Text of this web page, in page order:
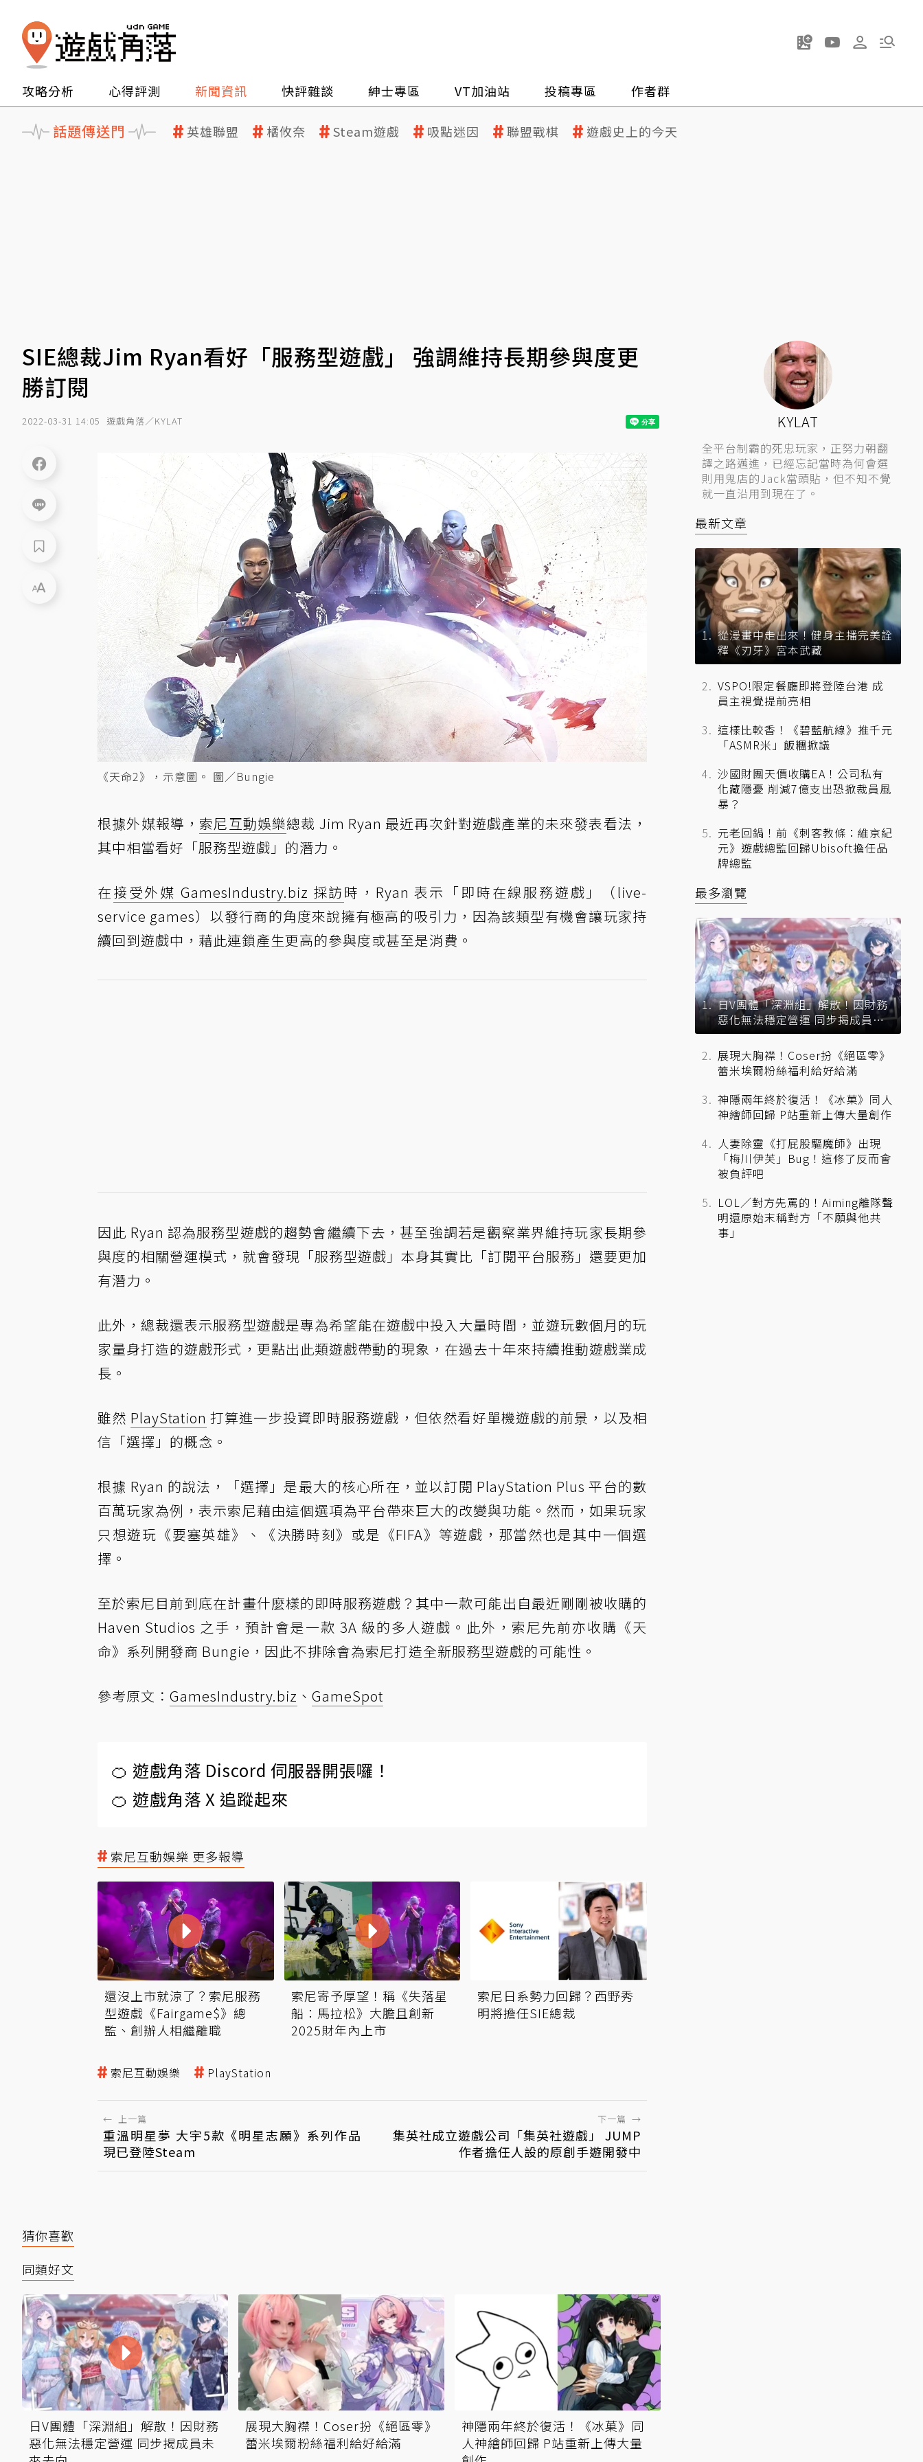
攻略分析 心得評測 新聞資訊 快評雜談 紳士專區 VT加油站 投稿專區 作者群
話題傳送門 英雄聯盟 橘攸奈 Steam遊戲 吸點迷因 聯盟戰棋 遊戲史上的今天
SIE總裁Jim Ryan看好「服務型遊戲」 強調維持長期參與度更
勝訂閱
2022-03-31 14:05 遊戲角落／KYLAT
《天命2》，示意圖。 圖／Bungie
根據外媒報導， 索尼互動娛樂總裁 Jim Ryan 最近再次針對遊戲產業的未來發表看法，
其中相當看好「服務型遊戲」的潛力。
在接受外媒 GamesIndustry.biz 採訪時，Ryan 表示「即時在線服務遊戲」（live-
service games）以發行商的角度來說擁有極高的吸引力，因為該類型有機會讓玩家持
續回到遊戲中，藉此連鎖產生更高的參與度或甚至是消費。
因此 Ryan 認為服務型遊戲的趨勢會繼續下去，甚至強調若是觀察業界維持玩家長期參
與度的相關營運模式，就會發現「服務型遊戲」本身其實比「訂閱平台服務」還要更加
有潛力。
此外，總裁還表示服務型遊戲是專為希望能在遊戲中投入大量時間，並遊玩數個月的玩
家量身打造的遊戲形式，更點出此類遊戲帶動的現象，在過去十年來持續推動遊戲業成
長。
雖然 PlayStation 打算進一步投資即時服務遊戲，但依然看好單機遊戲的前景，以及相
信「選擇」的概念。
根據 Ryan 的說法，「選擇」是最大的核心所在，並以訂閱 PlayStation Plus 平台的數
百萬玩家為例，表示索尼藉由這個選項為平台帶來巨大的改變與功能。然而，如果玩家
只想遊玩《要塞英雄》、《決勝時刻》或是《FIFA》等遊戲，那當然也是其中一個選
擇。
至於索尼目前到底在計畫什麼樣的即時服務遊戲？其中一款可能出自最近剛剛被收購的
Haven Studios 之手，預計會是一款 3A 級的多人遊戲。此外，索尼先前亦收購《天
命》系列開發商 Bungie，因此不排除會為索尼打造全新服務型遊戲的可能性。
參考原文： GamesIndustry.biz 、 GameSpot
🍊 遊戲角落 Discord 伺服器開張囉！
🍊 遊戲角落 X 追蹤起來
索尼互動娛樂 更多報導
還沒上市就涼了？索尼服務
型遊戲《Fairgame$》總
監、創辦人相繼離職
索尼寄予厚望！稱《失落星
船：馬拉松》大膽且創新
2025財年內上市
索尼日系勢力回歸？西野秀
明將擔任SIE總裁
索尼互動娛樂 PlayStation
← 上一篇
重溫明星夢 大宇5款《明星志願》系列作品
現已登陸Steam
下一篇 →
集英社成立遊戲公司「集英社遊戲」 JUMP
作者擔任人設的原創手遊開發中
猜你喜歡
同類好文
日V團體「深淵組」解散！因財務
惡化無法穩定營運 同步揭成員未
展現大胸襟！Coser扮《絕區零》
蕾米埃爾粉絲福利給好給滿
神隱兩年終於復活！《冰菓》同
人神繪師回歸 P站重新上傳大量
KYLAT
全平台制霸的死忠玩家，正努力朝翻
譯之路邁進，已經忘記當時為何會選
則用鬼店的Jack當頭貼，但不知不覺
就一直沿用到現在了。
最新文章
從漫畫中走出來！健身主播完美詮
釋《刃牙》宮本武藏
VSPO!限定餐廳即將登陸台港 成
員主視覺提前亮相
這樣比較香！《碧藍航線》推千元
「ASMR米」飯糰掀議
沙國財團天價收購EA！公司私有
化藏隱憂 削減7億支出恐掀裁員風
暴？
元老回鍋！前《刺客教條：維京紀
元》遊戲總監回歸Ubisoft擔任品
牌總監
最多瀏覽
日V團體「深淵組」解散！因財務
惡化無法穩定營運 同步揭成員未
來去向
展現大胸襟！Coser扮《絕區零》
蕾米埃爾粉絲福利給好給滿
神隱兩年終於復活！《冰菓》同人
神繪師回歸 P站重新上傳大量創作
人妻除靈《打屁股驅魔師》出現
「梅川伊芙」Bug！這修了反而會
被負評吧
LOL／對方先罵的！Aiming離隊聲
明還原始末稱對方「不願與他共
事」